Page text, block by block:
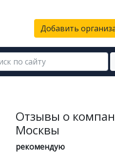
Добавить
Отзывы о
Москвы
рекомендую